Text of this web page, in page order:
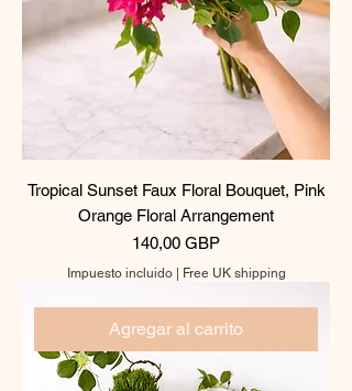
Tropical Sunset Faux Floral Bouquet, Pink
Orange Floral Arrangement
Precio
140,00 GBP
Impuesto incluido| Free UK shipping
Agregar al carrito